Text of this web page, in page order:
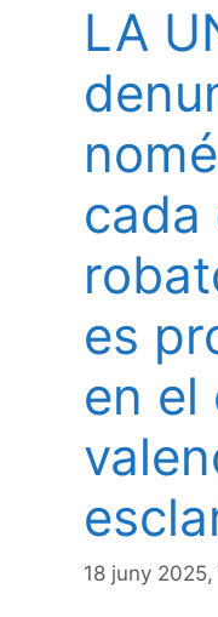
LA
cada
es
en el
18 juny